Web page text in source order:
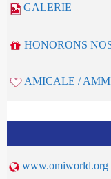
GALERIE
HONORONS
AMICALE /
www.omiworld.org